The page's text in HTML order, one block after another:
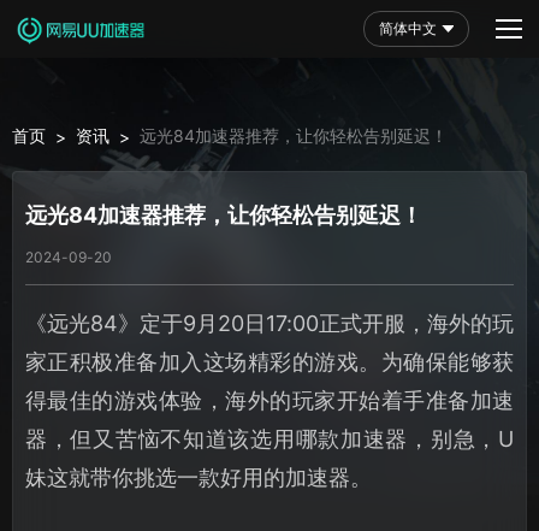
简体中文
首页 > 资讯 > 远光84加速器推荐，让你轻松告别延迟！
远光84加速器推荐，让你轻松告别延迟！
2024-09-20
《远光84》定于9月20日17:00正式开服，海外的玩
家正积极准备加入这场精彩的游戏。为确保能够获
得最佳的游戏体验，海外的玩家开始着手准备加速
器，但又苦恼不知道该选用哪款加速器，别急，U
妹这就带你挑选一款好用的加速器。